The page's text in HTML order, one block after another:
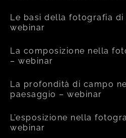
Le basi della fotografia di
webinar
La composizione nella
– webinar
La profondità di campo
paesaggio – webinar
L’esposizione nella
webinar